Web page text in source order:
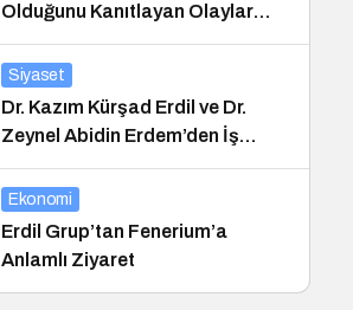
Olduğunu Kanıtlayan Olaylar
Nedir?
Siyaset
Dr. Kazım Kürşad Erdil ve Dr.
Zeynel Abidin Erdem’den İş
Dünyası Buluşması
Ekonomi
Erdil Grup’tan Fenerium’a
Anlamlı Ziyaret